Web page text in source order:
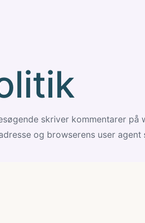
skriver kommentarer på
og browserens user